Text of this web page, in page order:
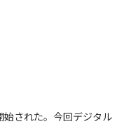
始された。今回デジタル